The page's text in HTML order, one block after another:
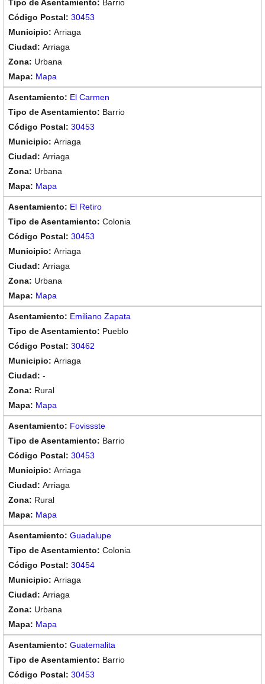
Barrio
30453
Arriaga
Arriaga
Urbana
Mapa
El Carmen
Barrio
30453
Arriaga
Arriaga
Urbana
Mapa
El Retiro
Colonia
30453
Arriaga
Arriaga
Urbana
Mapa
Emiliano Zapata
Pueblo
30462
Arriaga
-
Rural
Mapa
Fovissste
Barrio
30453
Arriaga
Arriaga
Rural
Mapa
Guadalupe
Colonia
30454
Arriaga
Arriaga
Urbana
Mapa
Guatemalita
Barrio
30453